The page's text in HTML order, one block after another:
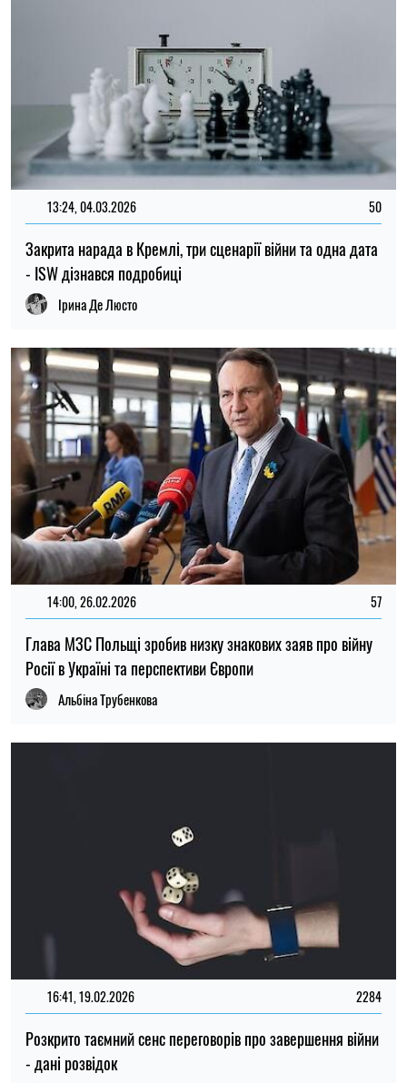
13:24, 04.03.2026 50
Закрита нарада в Кремлі, три сценарії війни та одна дата
- ISW дізнався подробиці
Ірина Де Люсто
14:00, 26.02.2026 57
Глава МЗС Польщі зробив низку знакових заяв про війну
Росії в Україні та перспективи Європи
Альбіна Трубенкова
16:41, 19.02.2026 2284
Розкрито таємний сенс переговорів про завершення війни
- дані розвідок